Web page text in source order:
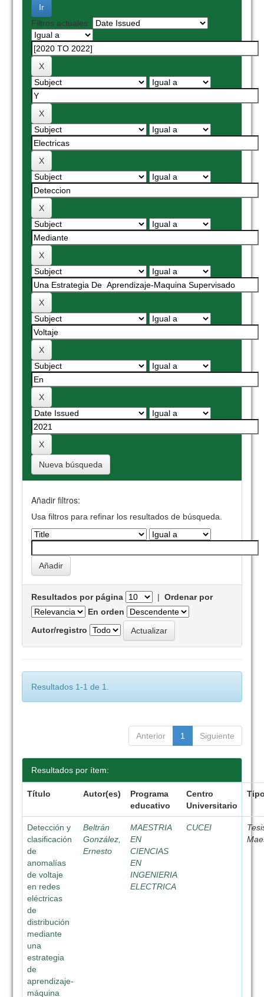
Filtros actuales:
Nueva búsqueda
Añadir filtros:
Usa filtros para refinar los resultados de búsqueda.
Resultados por página |Ordenar por
En orden
Autor/registro
Resultados 1-1 de 1.
Anterior 1 Siguiente
Resultados por ítem:
Título Autor(es)
Programa
educativo
Centro
Universitario
Detección y
clasificación
de
anomalías
de voltaje
en redes
eléctricas
de
distribución
mediante
una
estrategia
de
aprendizaje-
máquina
Beltrán
González,
Ernesto
MAESTRIA
EN
CIENCIAS
EN
INGENIERIA
ELECTRICA
CUCEI